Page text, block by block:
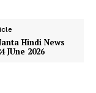
Hindi News
JUne 2026